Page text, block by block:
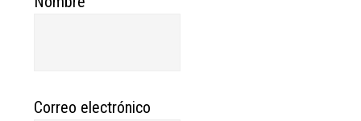
Correo electrónico